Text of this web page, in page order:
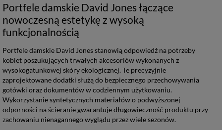
Portfele damskie David Jones łączące
nowoczesną estetykę z wysoką
funkcjonalnością
Portfele damskie David Jones stanowią odpowiedź na potrzeby
kobiet poszukujących trwałych akcesoriów wykonanych z
wysokogatunkowej skóry ekologicznej. Te precyzyjnie
zaprojektowane dodatki służą do bezpiecznego przechowywania
gotówki oraz dokumentów w codziennym użytkowaniu.
Wykorzystanie syntetycznych materiałów o podwyższonej
odporności na ścieranie gwarantuje długowieczność produktu przy
zachowaniu nienagannego wyglądu przez wiele sezonów.